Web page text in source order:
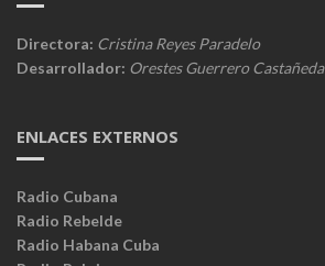
Directora: Cristina Reyes Paradelo
Desarrollador: Orestes Guerrero Castañeda
ENLACES EXTERNOS
Radio Cubana
Radio Rebelde
Radio Habana Cuba